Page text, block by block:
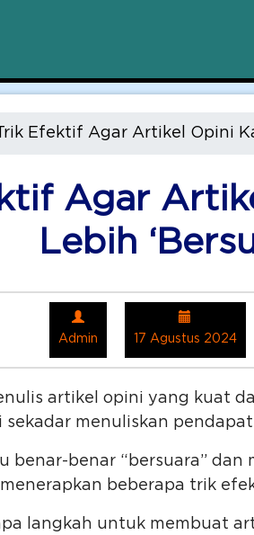
Efektif Agar Artikel Opini
Agar
Lebih
Admin 17 Agustus 2024
artikel opini yang kuat
menuliskan
benar-benar “bersuara” dan
beberapa trik
langkah untuk membuat